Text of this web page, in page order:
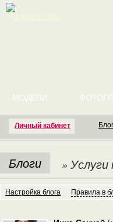
Личный кабинет
МОДЕЛИ
Блоги »
Настройка блога Правила в